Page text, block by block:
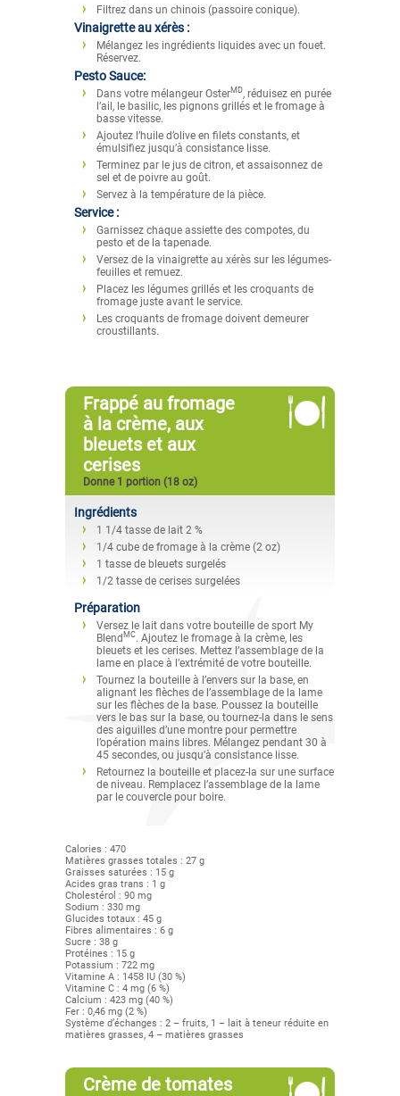
Filtrez dans un chinois (passoire conique).
Vinaigrette au xérès :
Mélangez les ingrédients liquides avec un fouet.
Réservez.
Pesto Sauce:
Dans votre mélangeur OsterMD, réduisez en purée
l’ail, le basilic, les pignons grillés et le fromage à
basse vitesse.
Ajoutez l’huile d’olive en filets constants, et
émulsifiez jusqu’à consistance lisse.
Terminez par le jus de citron, et assaisonnez de
sel et de poivre au goût.
Servez à la température de la pièce.
Service :
Garnissez chaque assiette des compotes, du
pesto et de la tapenade.
Versez de la vinaigrette au xérès sur les légumes-
feuilles et remuez.
Placez les légumes grillés et les croquants de
fromage juste avant le service.
Les croquants de fromage doivent demeurer
croustillants.
Frappé au fromage
à la crème, aux
bleuets et aux
cerises
Donne 1 portion (18 oz)
Ingrédients
1 1/4 tasse de lait 2 %
1/4 cube de fromage à la crème (2 oz)
1 tasse de bleuets surgelés
1/2 tasse de cerises surgelées
Préparation
Versez le lait dans votre bouteille de sport My
Blend MC. Ajoutez le fromage à la crème, les
bleuets et les cerises. Mettez l’assemblage de la
lame en place à l’extrémité de votre bouteille.
Tournez la bouteille à l’envers sur la base, en
alignant les flèches de l’assemblage de la lame
sur les flèches de la base. Poussez la bouteille
vers le bas sur la base, ou tournez-la dans le sens
des aiguilles d’une montre pour permettre
l’opération mains libres. Mélangez pendant 30 à
45 secondes, ou jusqu’à consistance lisse.
Retournez la bouteille et placez-la sur une surface
de niveau. Remplacez l’assemblage de la lame
par le couvercle pour boire.
Calories : 470
Matières grasses totales : 27 g
Graisses saturées : 15 g
Acides gras trans : 1 g
Cholestérol : 90 mg
Sodium : 330 mg
Glucides totaux : 45 g
Fibres alimentaires : 6 g
Sucre : 38 g
Protéines : 15 g
Potassium : 722 mg
Vitamine A : 1458 IU (30 %)
Vitamine C : 4 mg (6 %)
Calcium : 423 mg (40 %)
Fer : 0,46 mg (2 %)
Système d’échanges : 2 – fruits, 1 – lait à teneur réduite en
matières grasses, 4 – matières grasses
Crème de tomates